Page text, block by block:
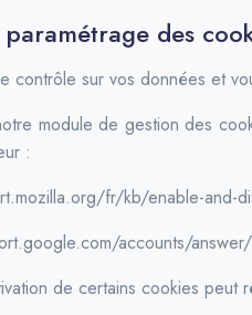
des
contrôle sur vos données et
module de gestion des
:
fr/kb/enable-and-
accounts/
de certains cookies peut